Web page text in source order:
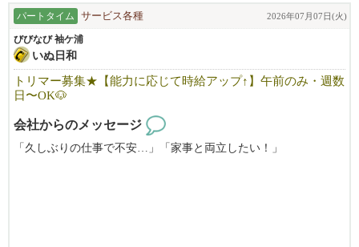
パートタイム サービス各種 2026年07月07日(火)
びびなび 袖ケ浦
いぬ日和
トリマー募集★【能力に応じて時給アップ↑】午前のみ・週数
日〜OK🐶
会社からのメッセージ
「久しぶりの仕事で不安…」「家事と両立したい！」